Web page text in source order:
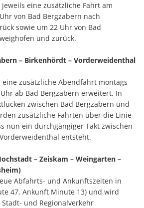
eine zusätzliche Fahrt am
von Bad Bergzabern nach
sowie um 22 Uhr von Bad
und zurück.
– Birkenhördt – Vorderweidenthal
zusätzliche Abendfahrt montags
ab Bad Bergzabern erweitert. In
zwischen Bad Bergzabern und
zusätzliche Fahrten über die Linie
nun ein durchgängiger Takt zwischen
entsteht.
– Zeiskam – Weingarten –
Abfahrts- und Ankunftszeiten in
47, Ankunft Minute 13) und wird
und Regionalverkehr